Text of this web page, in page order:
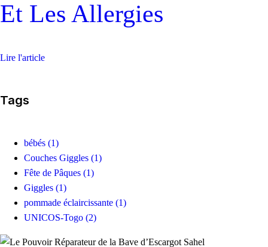
Et Les Allergies
Lire l'article
Tags
bébés (1)
Couches Giggles (1)
Fête de Pâques (1)
Giggles (1)
pommade éclaircissante (1)
UNICOS-Togo (2)